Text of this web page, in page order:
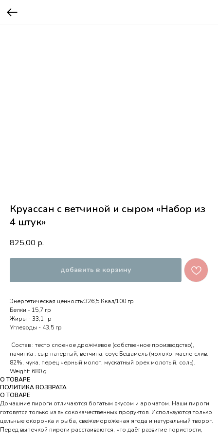
Круассан с ветчиной и сыром «Набор из
4 штук»
825,00 р.
добавить в корзину
Энергетическая ценность:326,5 Ккал/100 гр
Белки - 15,7 гр
Жиры - 33,1 гр
Углеводы - 43,5 гр
Состав : тесто слоёное дрожжевое (собственное производство),
начинка : сыр натертый, ветчина, соус Бешамель (молоко, масло слив.
82%, мука, перец черный молот, мускатный орех молотый, соль).
Weight: 680 g
О ТОВАРЕ
ПОЛИТИКА ВОЗВРАТА
О ТОВАРЕ
Домашние пироги отличаются богатым вкусом и ароматом. Наши пироги
готовятся только из высококачественных продуктов. Используются только
цельные окорочка и рыба, свежемороженая ягода и натуральный творог.
Перед выпечкой пироги расстаиваются, что даёт развитие пористости,